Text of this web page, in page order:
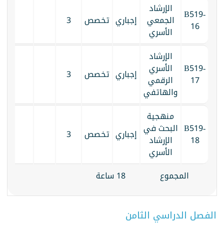
B519-
16
الإرشاد
الجمعي
الأسري
إجباري تخصص 3
B519-
17
الإرشاد
الأسري
الرقمي
والهاتفي
إجباري تخصص 3
B519-
18
منهجية
البحث في
الإرشاد
الأسري
إجباري تخصص 3
المجموع 18 ساعة
الفصل الدراسي الثامن